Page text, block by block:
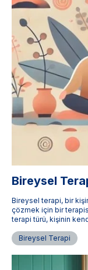
Bireysel
Bireysel terapi, bir
çözmek için bir
terapi türü, kişinin
terapistlere ulaşmanızı
Bireysel Terapi